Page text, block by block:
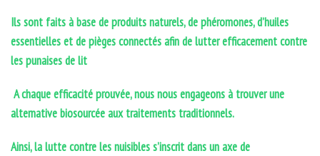
Ils sont faits à base de produits naturels, de phéromones, d’huiles
essentielles et de pièges connectés afin de lutter efficacement contre
les punaises de lit
A chaque efficacité prouvée, nous nous engageons à trouver une
alternative biosourcée aux traitements traditionnels.
Ainsi, la lutte contre les nuisibles s’inscrit dans un axe de